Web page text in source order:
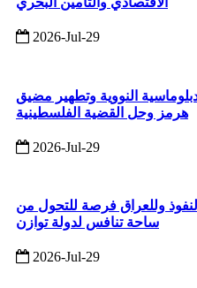
2026-Jul-29
النووية وتطهير مضيق
هرمز وحل القضية الفلسطينية
2026-Jul-29
وللعراق فرصة للتحول من
ساحة تنافس لدولة توازن
2026-Jul-29